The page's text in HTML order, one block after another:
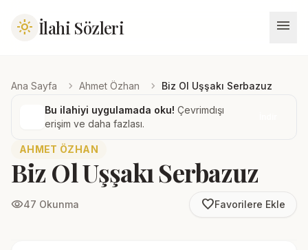
light_mode İlahi Sözleri menu
Ana Sayfa chevron_right Ahmet Özhan chevron_right Biz Ol Uşşakı Serbazuz
Bu ilahiyi uygulamada oku! Çevrimdışı
erişim ve daha fazlası.
AHMET ÖZHAN
Biz Ol Uşşakı Serbazuz
visibility47 Okunma favorite_borderFavorilere Ekle